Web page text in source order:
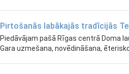
Pirtošanās labākajās tradīcijās
Piedāvājam pašā Rīgas centrā Doma
Gara uzmešana, novēdināšana,